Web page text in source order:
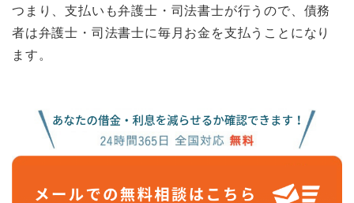
つまり、支払いも弁護士・司法書士が行うので、債務
者は弁護士・司法書士に毎月お金を支払うことになり
ます。